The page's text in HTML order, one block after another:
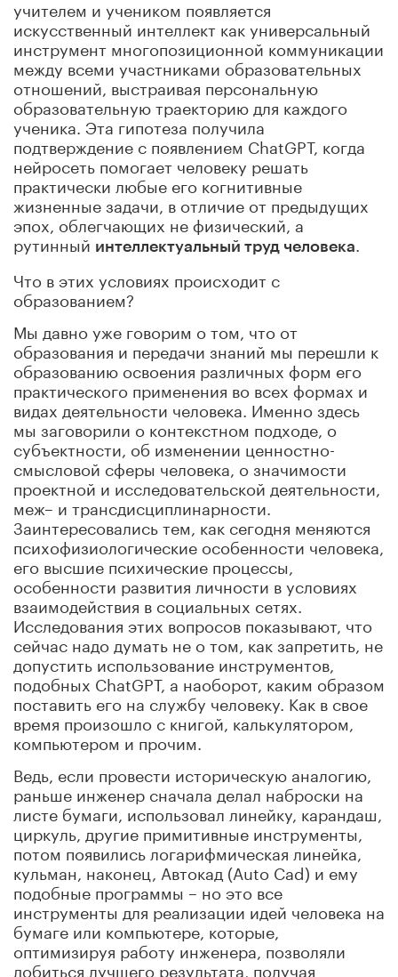
учителем и учеником появляется
искусственный интеллект как универсальный
инструмент многопозиционной коммуникации
между всеми участниками образовательных
отношений, выстраивая персональную
образовательную траекторию для каждого
ученика. Эта гипотеза получила
подтверждение с появлением ChatGPT, когда
нейросеть помогает человеку решать
практически любые его когнитивные
жизненные задачи, в отличие от предыдущих
эпох, облегчающих не физический, а
рутинный интеллектуальный труд человека
Что в этих условиях происходит с
образованием?
Мы давно уже говорим о том, что от
образования и передачи знаний мы перешли к
образованию освоения различных форм его
практического применения во всех формах и
видах деятельности человека. Именно здесь
мы заговорили о контекстном подходе, о
субъектности, об изменении ценностно-
смысловой сферы человека, о значимости
проектной и исследовательской деятельности,
меж– и трансдисциплинарности.
Заинтересовались тем, как сегодня меняются
психофизиологические особенности человека,
его высшие психические процессы,
особенности развития личности в условиях
взаимодействия в социальных сетях.
Исследования этих вопросов показывают, что
сейчас надо думать не о том, как запретить, не
допустить использование инструментов,
подобных ChatGPT, а наоборот, каким образом
поставить его на службу человеку. Как в свое
время произошло с книгой, калькулятором,
компьютером и прочим.
Ведь, если провести историческую аналогию,
раньше инженер сначала делал наброски на
листе бумаги, использовал линейку, карандаш,
циркуль, другие примитивные инструменты,
потом появились логарифмическая линейка,
кульман, наконец, Автокад (Auto Cad) и ему
подобные программы – но это все
инструменты для реализации идей человека на
бумаге или компьютере, которые,
оптимизируя работу инженера, позволяли
добиться лучшего результата, получая